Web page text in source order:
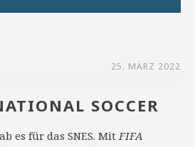
25. MÄRZ 2022
SOCCER
es für das SNES. MitFIFA